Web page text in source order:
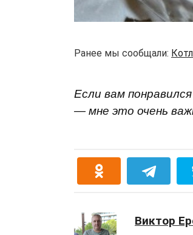
Ранее мы сообщали:
Если вам
— мне это очень
Виктор